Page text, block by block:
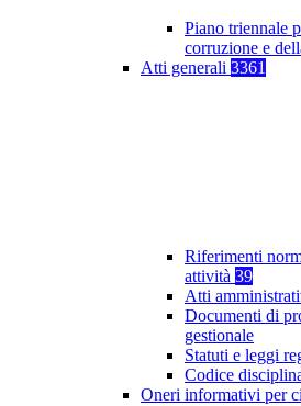
Piano triennale
corruzione e
Atti generali 3361
Riferimenti
attività 39
Atti
Documenti di
gestionale
Statuti e leggi
Codice
Oneri informativi per